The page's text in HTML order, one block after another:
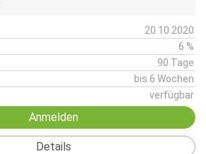
20.10.2020
6 %
90 Tage
bis 6 Wochen
verfügbar
Anmelden
Details